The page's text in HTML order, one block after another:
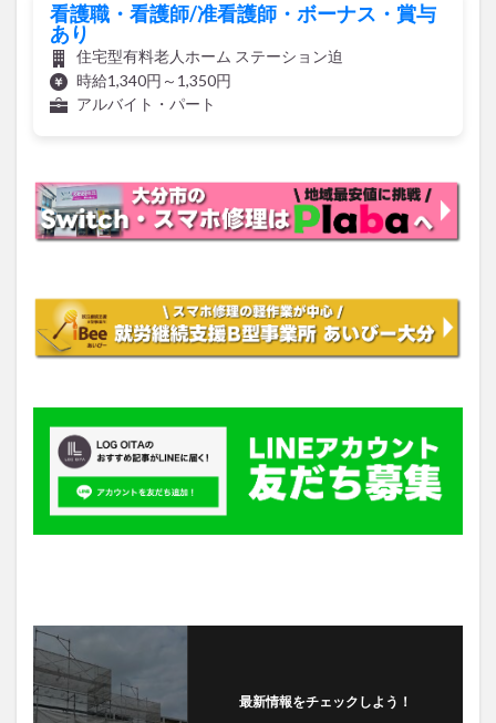
看護職・看護師/准看護師・ボーナス・賞与
あり
住宅型有料老人ホーム ステーション迫
時給1,340円～1,350円
アルバイト・パート
最新情報をチェックしよう！